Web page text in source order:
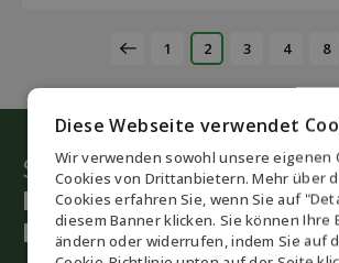
1 2 3 4 8
Starten Sie die grüne
Lassen Sie sich von
Beratern helfen
Diese Webseite verwendet
Wir verwenden sowohl unsere eigenen
Cookies von Drittanbietern. Mehr über
Cookies erfahren Sie, wenn Sie auf
diesem Banner klicken. Sie können
ändern oder widerrufen, indem Sie auf